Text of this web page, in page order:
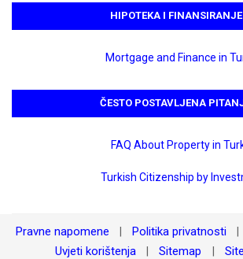
HIPOTEKA I FINANSIRANJE
Mortgage and Finance in
ČESTO POSTAVLJENA
FAQ About Property in
Turkish Citizenship by
Pravne napomene Politika privatnosti
Uvjeti korištenja Sitemap